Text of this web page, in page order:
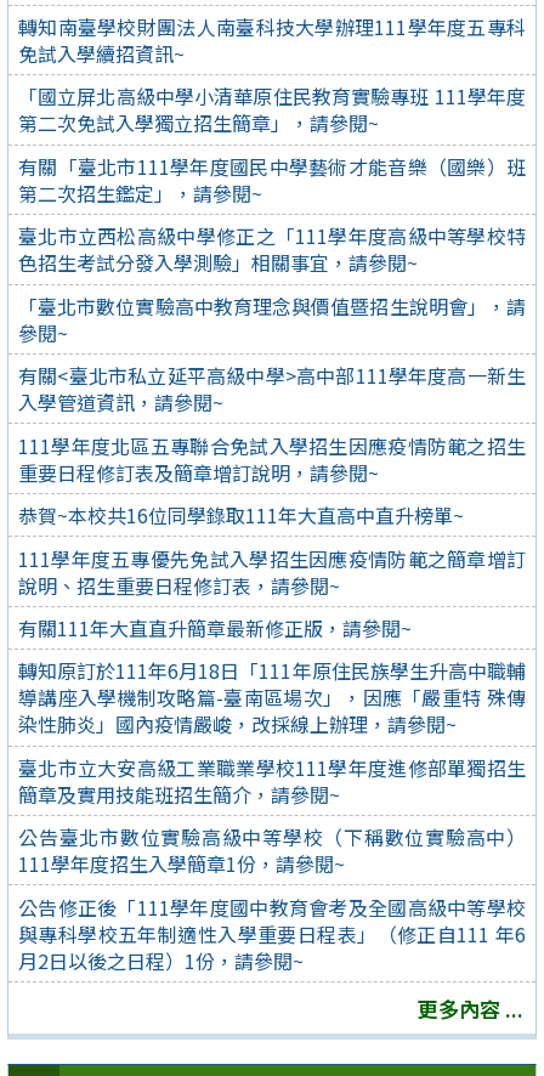
轉知南臺學校財團法人南臺科技大學辦理111學年度五專科
免試入學續招資訊~
「國立屏北高級中學小清華原住民教育實驗專班 111學年度
第二次免試入學獨立招生簡章」，請參閱~
有關「臺北市111學年度國民中學藝術才能音樂（國樂）班
第二次招生鑑定」，請參閱~
臺北市立西松高級中學修正之「111學年度高級中等學校特
色招生考試分發入學測驗」相關事宜，請參閱~
「臺北市數位實驗高中教育理念與價值暨招生說明會」，請
參閱~
有關<臺北市私立延平高級中學>高中部111學年度高一新生
入學管道資訊，請參閱~
111學年度北區五專聯合免試入學招生因應疫情防範之招生
重要日程修訂表及簡章增訂說明，請參閱~
恭賀~本校共16位同學錄取111年大直高中直升榜單~
111學年度五專優先免試入學招生因應疫情防範之簡章增訂
說明、招生重要日程修訂表，請參閱~
有關111年大直直升簡章最新修正版，請參閱~
轉知原訂於111年6月18日「111年原住民族學生升高中職輔
導講座入學機制攻略篇-臺南區場次」，因應「嚴重特 殊傳
染性肺炎」國內疫情嚴峻，改採線上辦理，請參閱~
臺北市立大安高級工業職業學校111學年度進修部單獨招生
簡章及實用技能班招生簡介，請參閱~
公告臺北市數位實驗高級中等學校（下稱數位實驗高中）
111學年度招生入學簡章1份，請參閱~
公告修正後「111學年度國中教育會考及全國高級中等學校
與專科學校五年制適性入學重要日程表」（修正自111 年6
月2日以後之日程）1份，請參閱~
更多內容 ...